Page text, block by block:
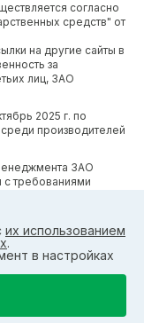
согласно
средств" от
на другие сайты в
за
лиц, ЗАО
2025 г. по
производителей
ЗАО
с требованиями
их использованием
.
в настройках